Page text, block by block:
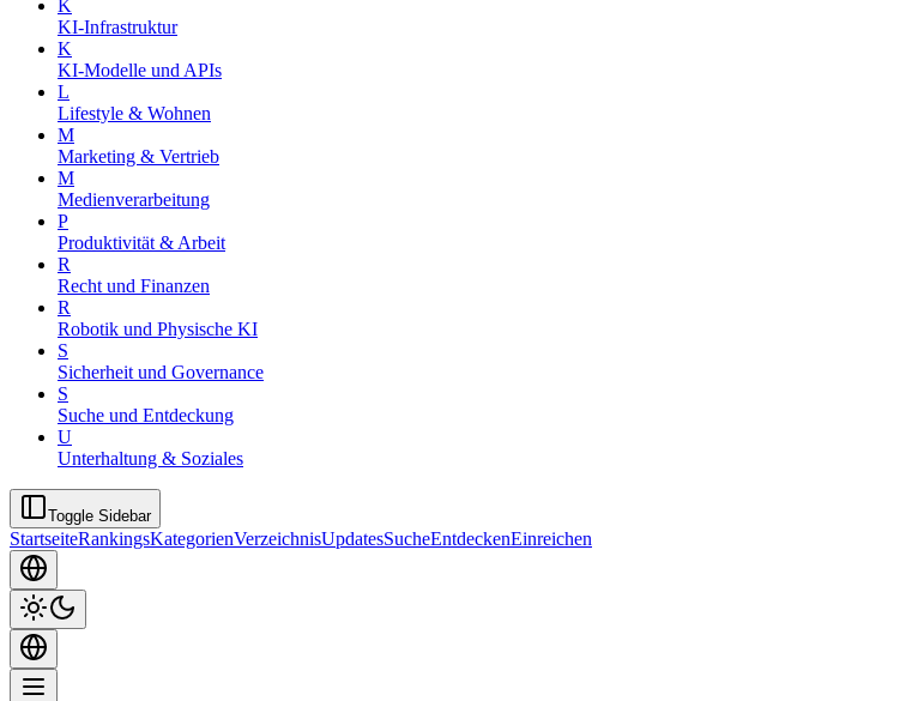
K
KI-Infrastruktur
K
KI-Modelle und APIs
L
Lifestyle & Wohnen
M
Marketing & Vertrieb
M
Medienverarbeitung
P
Produktivität & Arbeit
R
Recht und Finanzen
R
Robotik und Physische KI
S
Sicherheit und Governance
S
Suche und Entdeckung
U
Unterhaltung & Soziales
Toggle Sidebar
StartseiteRankingsKategorienVerzeichnisUpdatesSucheEntdeckenEinreichen